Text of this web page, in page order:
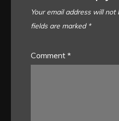
Your email address will not
fields are marked *
Comment*